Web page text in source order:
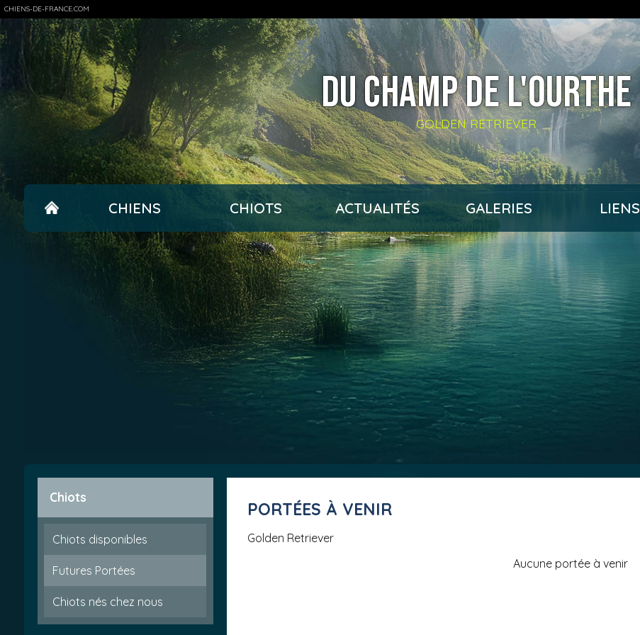
CHIENS-DE-FRANCE.COM
DU CHAMP DE L'OURTHE
GOLDEN RETRIEVER
CHIENS CHIOTS ACTUALITÉS GALERIES LIENS
Chiots
Chiots disponibles
Futures Portées
Chiots nés chez nous
PORTÉES À VENIR
Golden Retriever
Aucune portée à venir